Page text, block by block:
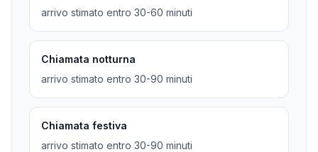
arrivo stimato entro 30-60 minuti
Chiamata notturna
arrivo stimato entro 30-90 minuti
Chiamata festiva
arrivo stimato entro 30-90 minuti